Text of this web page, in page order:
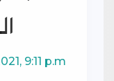
9:11 p.m.